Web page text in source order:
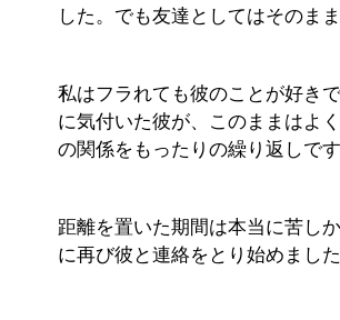
した。でも友達としてはそのま
私はフラれても彼のことが好き
に気付いた彼が、このままはよ
の関係をもったりの繰り返しです
距離を置いた期間は本当に苦し
に再び彼と連絡をとり始めまし